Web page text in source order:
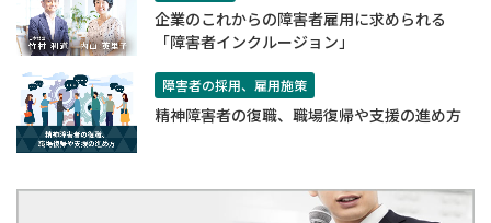
企業のこれからの障害者雇用に求められる
「障害者インクルージョン」
障害者の採用、雇用施策
精神障害者の復職、職場復帰や支援の進め方